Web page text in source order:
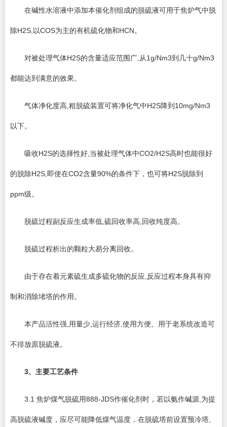
在碱性水溶液中添加本催化剂组成的脱硫液可用于焦炉气中脱
除H2S,以COS为主的有机硫化物和HCN。
对被处理气体H2S的含量适应范围广,从1g/Nm3到几十g/Nm3
都能达到满意的效果。
气体净化度高,粗脱硫装置可将净化气中H2S降到10mg/Nm3
以下。
吸收H2S的选择性好,当被处理气体中CO2/H2S高时也能很好
的脱除H2S,即使在CO2含量90%的条件下，也可将H2S脱除到
ppm级。
脱硫过程副反应生成率低,硫回收率高,回收纯度高。
脱硫过程析出的颗粒大易分离回收。
由于存在着元素硫生成多硫化物的反应,反应过程本身具有抑
制和消除堵塔的作用。
本产品活性强,用量少,运行经济,使用方便。用于老系统改造可
不排放原脱硫液。
3、主要工艺条件
3.1 焦炉煤气脱硫用888-JDS作催化剂时，若以氨作碱源,为提
高脱硫液碱度，应尽可能降低煤气温度，在脱硫塔前设置预冷塔,